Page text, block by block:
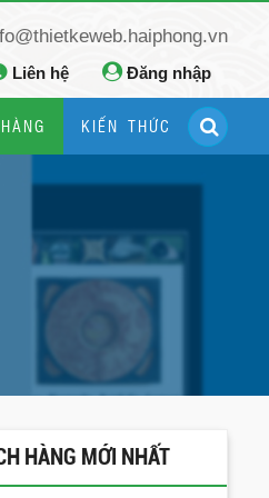
Liên hệ Đăng nhập
KIẾN THỨC
HÀNG MỚI NHẤT